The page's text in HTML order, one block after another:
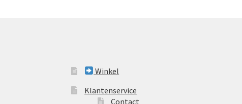
Winkel
Klantenservice
Contact